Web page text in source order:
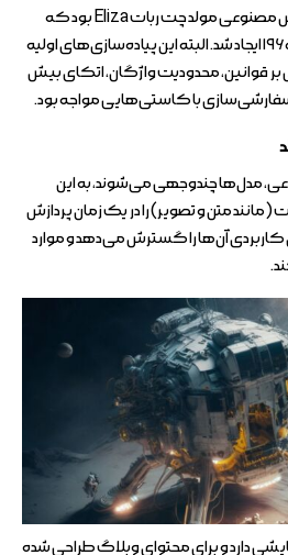
یکی از اولین نمونه‌های هوش مصنوعی مولد چت ربات Eliza بود که
توسط جوزف وایزنبام در دهه ۱۹۶۰ ایجاد شد. البته این پیاده‌سازی‌های اولیه
بر قوانین، محدودیت واژگان، اتکای بیش
سفارشی‌سازی با کاستی‌هایی مواجه بود.
مدل‌ها چندوجهی می‌شوند، به این
متن و تصویر) را در یک زمان پردازش
کاربردی آن‌ها را گسترش می‌دهد و موارد
دارد و برای محتوای وبلاگ طراحی شده